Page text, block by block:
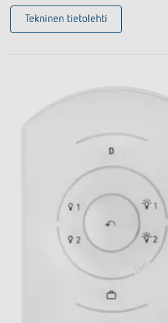
Tekninen tietolehti